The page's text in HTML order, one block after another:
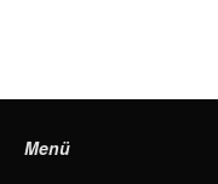
Menü